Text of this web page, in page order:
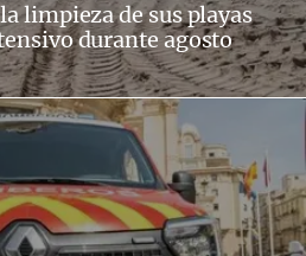
limpieza de sus playas
durante agosto